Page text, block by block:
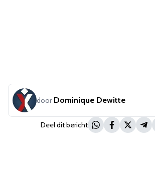
door Dominique Dewitte
Deel dit bericht